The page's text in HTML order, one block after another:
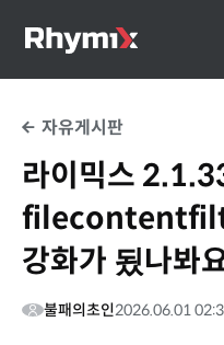
자유게시판
라이믹스
강화가 됬나봐
불패의초인2026.06.01